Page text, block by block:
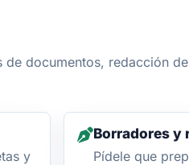
de documentos, redacción
y
Borradores y
Pídele que